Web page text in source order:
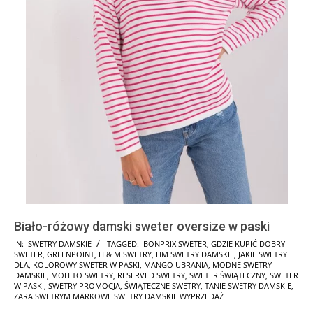
Biało-różowy damski sweter oversize w paski
2025-
11-
17
IN: SWETRY DAMSKIE TAGGED: BONPRIX SWETER, GDZIE KUPIĆ DOBRY
SWETER, GREENPOINT, H & M SWETRY, HM SWETRY DAMSKIE, JAKIE SWETRY
DLA, KOLOROWY SWETER W PASKI, MANGO UBRANIA, MODNE SWETRY
DAMSKIE, MOHITO SWETRY, RESERVED SWETRY, SWETER ŚWIĄTECZNY, SWETER
W PASKI, SWETRY PROMOCJA, ŚWIĄTECZNE SWETRY, TANIE SWETRY DAMSKIE,
ZARA SWETRYM MARKOWE SWETRY DAMSKIE WYPRZEDAŻ